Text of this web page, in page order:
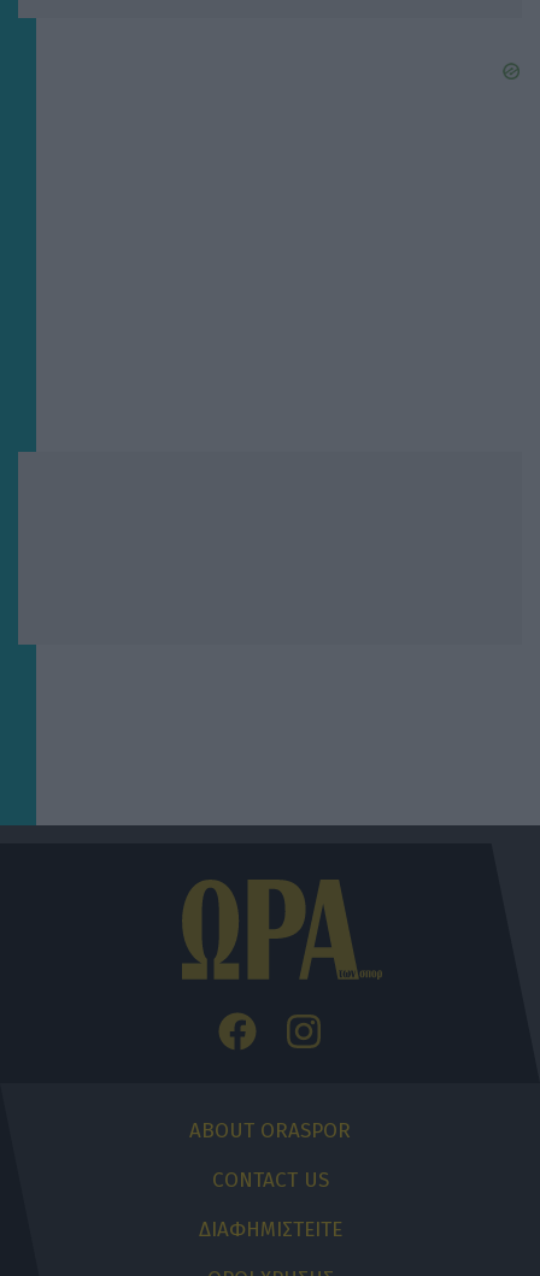
ABOUT ORASPOR
CONTACT US
ΔΙΑΦΗΜΙΣΤΕΙΤΕ